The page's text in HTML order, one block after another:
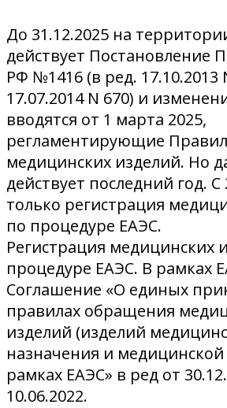
До 31.12.2025 на
действует Постановление
РФ №1416 (в ред. 17.10.2013
17.07.2014 N 670) и
вводятся от 1 марта 2025,
регламентирующие
медицинских изделий. Но
действует последний год. С
только регистрация
по процедуре ЕАЭС.
Регистрация медицинских
процедуре ЕАЭС. В рамках
Соглашение «О единых
правилах обращения
изделий (изделий
назначения и медицинской
рамках ЕАЭС» в ред от
10.06.2022.